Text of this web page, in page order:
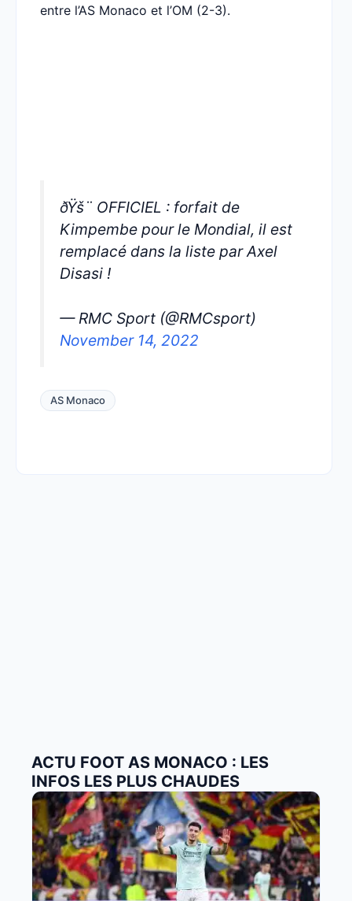
entre l’AS Monaco et l’OM (2-3).
ðŸš¨ OFFICIEL : forfait de
Kimpembe pour le Mondial, il est
remplacé dans la liste par Axel
Disasi !
— RMC Sport (@RMCsport)
November 14, 2022
AS Monaco
ACTU FOOT AS MONACO : LES
INFOS LES PLUS CHAUDES